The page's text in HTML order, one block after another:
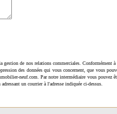
gestion de nos relations commerciales. Conformément à
des données qui vous concernent, que vous
neuf.com. Par notre intermédiaire vous pouvez
un courrier à l'adresse indiquée ci-dessus.